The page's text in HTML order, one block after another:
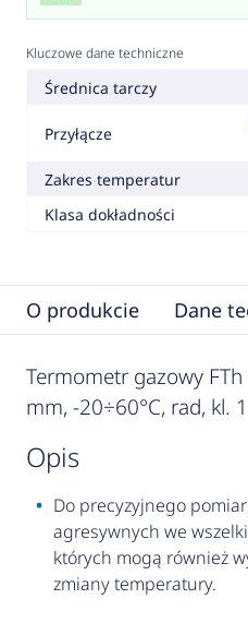
Kluczowe dane techniczne
Średnica tarczy
Przyłącze
Zakres temperatur
Klasa dokładności
O produkcie Dane
Termometr gazowy
mm, -20÷60°C, rad, kl. 1
opis
Do precyzyjnego
agresywnych we
których mogą również
zmiany temperatury.